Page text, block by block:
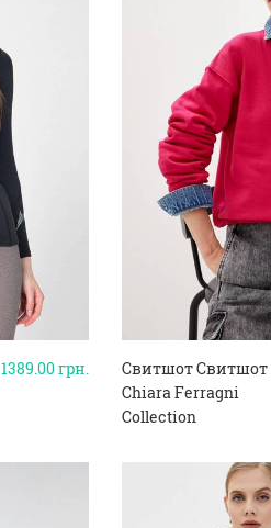
1389.00грн.
Свитшот Свитшот
Chiara Ferragni
Collection